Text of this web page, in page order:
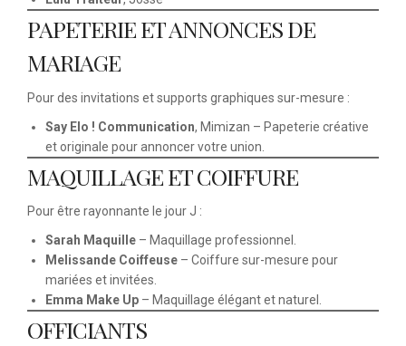
PAPETERIE ET ANNONCES DE
MARIAGE
Pour des invitations et supports graphiques sur-mesure :
Say Elo ! Communication, Mimizan – Papeterie créative
et originale pour annoncer votre union.
MAQUILLAGE ET COIFFURE
Pour être rayonnante le jour J :
Sarah Maquille – Maquillage professionnel.
Melissande Coiffeuse – Coiffure sur-mesure pour
mariées et invitées.
Emma Make Up – Maquillage élégant et naturel.
OFFICIANTS